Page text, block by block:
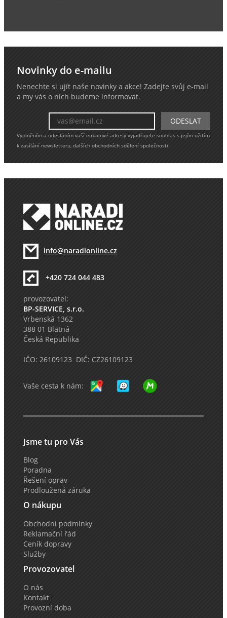
Novinky do e-mailu
Nenechte si ujít naše novinky a akce! Zadejte svůj e-mail
a my vás o nich budeme informovat.
Vyplněním a odesláním vaší emailové adresy vyjadřujete souhlas s jejím užitím
k zasílání newsletteru, dalších obchodních sdělení společnosti
info@naradionline.cz
+420 724 044 483
provozovatel:
BP-SERVICE, s.r.o.
Vrbenská 1362
388 01 Blatná
Česká Republika
IČO: 26109123 DIČ: CZ26109123
Vaše cesta k nám:
Jsme tu pro Vás
Blog
Poradna
Řešení oprav
Prodloužená záruka
O nákupu
Obchodní podmínky
Reklamační řád
Ceník dopravy
Služby
Provozovatel
O nás
Kontakt
Provozní doba